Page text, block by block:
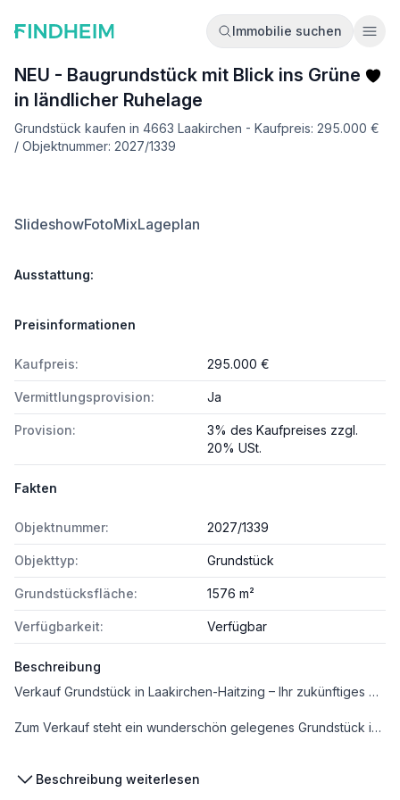
Immobilie suchen
NEU - Baugrundstück mit Blick ins Grüne
in ländlicher Ruhelage
Grundstück kaufen in 4663 Laakirchen - Kaufpreis: 295.000 €
/ Objektnummer: 2027/1339
SlideshowFotoMixLageplan
Ausstattung:
Preisinformationen
Kaufpreis: 295.000 €
Vermittlungsprovision: Ja
Provision:
3% des Kaufpreises zzgl.
20% USt.
Fakten
Objektnummer: 2027/1339
Objekttyp: Grundstück
Grundstücksfläche: 1576 m²
Verfügbarkeit: Verfügbar
Beschreibung
Verkauf Grundstück in Laakirchen-Haitzing – Ihr zukünftiges Zuhause in ländlicher Ruhe!
Zum Verkauf steht ein wunderschön gelegenes Grundstück in Laakirchen-Haitzing, eingebettet in eine lockere, ruhige Siedlungslage und umgeben von Wiesen und Feldern. Genießen Sie den beeindruckenden Blick auf die umliegende Natur und profitieren Sie von der Nähe zur Stadt, während Sie in einer idyllischen, ländlichen Umgebung wohnen.
Das Grundstück befindet sich nur ca. 2 km von der Ortsmitte Laakirchen entfernt und ist somit gut erreichbar. Zur Autobahnauffahrt sind es etwa 3 km – ideal für Pendler und für alle, die schnell in der Region unterwegs sein möchten.
Beschreibung weiterlesen